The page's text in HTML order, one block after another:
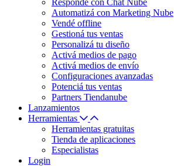
Respondé con Chat Nube
Automatizá con Marketing Nube
Vendé offline
Gestioná tus ventas
Personalizá tu diseño
Activá medios de pago
Activá medios de envío
Configuraciones avanzadas
Potenciá tus ventas
Partners Tiendanube
Lanzamientos
Herramientas
Herramientas gratuitas
Tienda de aplicaciones
Especialistas
Login